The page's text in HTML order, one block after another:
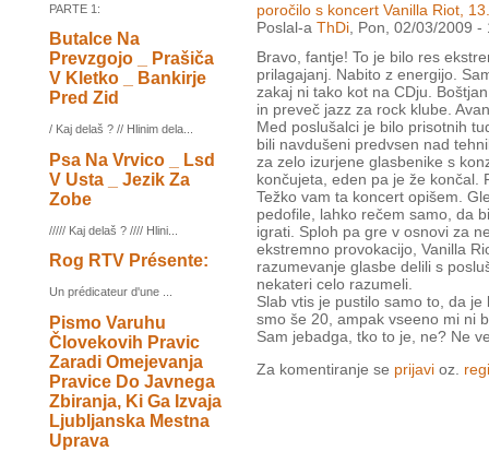
PARTE 1:
Butalce Na
Prevzgojo _ Prašiča
V Kletko _ Bankirje
Pred Zid
/ Kaj delaš ? // Hlinim dela...
Psa Na Vrvico _ Lsd
V Usta _ Jezik Za
Zobe
///// Kaj delaš ? //// Hlini...
Rog RTV Présente:
Un prédicateur d'une ...
Pismo Varuhu
Človekovih Pravic
Zaradi Omejevanja
Pravice Do Javnega
Zbiranja, Ki Ga Izvaja
Ljubljanska Mestna
Uprava
poročilo s koncert Vanilla Riot,
Poslal-a ThDi , Pon, 02/03/2009 -
Bravo, fantje! To je bilo res
prilagajanj. Nabito z energijo.
zakaj ni tako kot na CDju.
in preveč jazz za rock klube.
Med poslušalci je bilo prisotnih
bili navdušeni predvsen nad
za zelo izurjene glasbenike s
končujeta, eden pa je že končal.
Težko vam ta koncert opišem.
pedofile, lahko rečem samo, da
igrati. Sploh pa gre v osnovi za
ekstremno provokacijo, Vanilla
razumevanje glasbe delili s
nekateri celo razumeli.
Slab vtis je pustilo samo to, da
smo še 20, ampak vseeno mi ni
Sam jebadga, tko to je, ne? Ne
Za komentiranje se prijavi oz.